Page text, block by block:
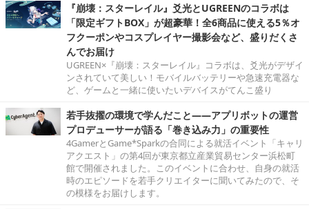
『崩壊：スターレイル』爻光とUGREENのコラボは
「限定ギフトBOX」が超豪華！全6商品に使える5％オ
フクーポンやコスプレイヤー撮影会など、盛りだくさ
んでお届け
UGREEN×『崩壊：スターレイル』コラボは、爻光がデザイ
ンされていて美しい！モバイルバッテリーや急速充電器な
ど、ゲームと一緒に使いたいデバイスがてんこ盛り
若手抜擢の環境で学んだこと――アプリボットの運営
プロデューサーが語る「巻き込み力」の重要性
4GamerとGame*Sparkの合同による就活イベント「キャリ
アクエスト」の第4回が東京都立産業貿易センター浜松町
館で開催されました。このイベントに合わせ、自身の就活
時のエピソードを若手クリエイターに聞いてみたので、そ
の模様をお届けします。